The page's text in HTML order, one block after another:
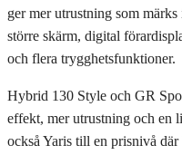
ger mer utrustning som
större skärm, digital
och flera trygghetsfunktioner.
Hybrid 130 Style och GR
effekt, mer utrustning och en
också Yaris till en prisnivå